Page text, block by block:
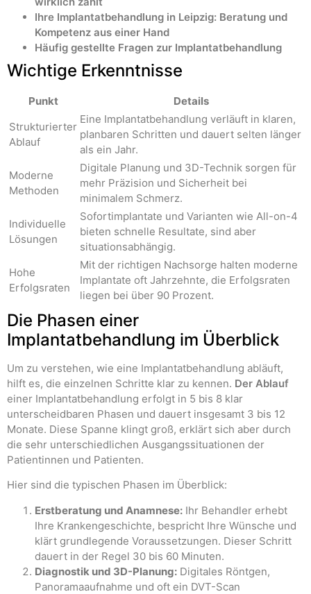
Ihre Implantatbehandlung in Leipzig: Beratung und
Kompetenz aus einer Hand
Häufig gestellte Fragen zur Implantatbehandlung
Wichtige Erkenntnisse
Punkt
Details
Strukturierter
Ablauf
Eine Implantatbehandlung verläuft in klaren,
planbaren Schritten und dauert selten länger
als ein Jahr.
Moderne
Methoden
Digitale Planung und 3D-Technik sorgen für
mehr Präzision und Sicherheit bei
minimalem Schmerz.
Individuelle
Lösungen
Sofortimplantate und Varianten wie All-on-4
bieten schnelle Resultate, sind aber
situationsabhängig.
Hohe
Erfolgsraten
Mit der richtigen Nachsorge halten moderne
Implantate oft Jahrzehnte, die Erfolgsraten
liegen bei über 90 Prozent.
Die Phasen einer
Implantatbehandlung im Überblick
Um zu verstehen, wie eine Implantatbehandlung abläuft,
hilft es, die einzelnen Schritte klar zu kennen. Der Ablauf
einer Implantatbehandlung erfolgt in 5 bis 8 klar
unterscheidbaren Phasen und dauert insgesamt 3 bis 12
Monate. Diese Spanne klingt groß, erklärt sich aber durch
die sehr unterschiedlichen Ausgangssituationen der
Patientinnen und Patienten.
Hier sind die typischen Phasen im Überblick:
Erstberatung und Anamnese: Ihr Behandler erhebt
Ihre Krankengeschichte, bespricht Ihre Wünsche und
klärt grundlegende Voraussetzungen. Dieser Schritt
dauert in der Regel 30 bis 60 Minuten.
Diagnostik und 3D-Planung: Digitales Röntgen,
Panoramaaufnahme und oft ein DVT-Scan